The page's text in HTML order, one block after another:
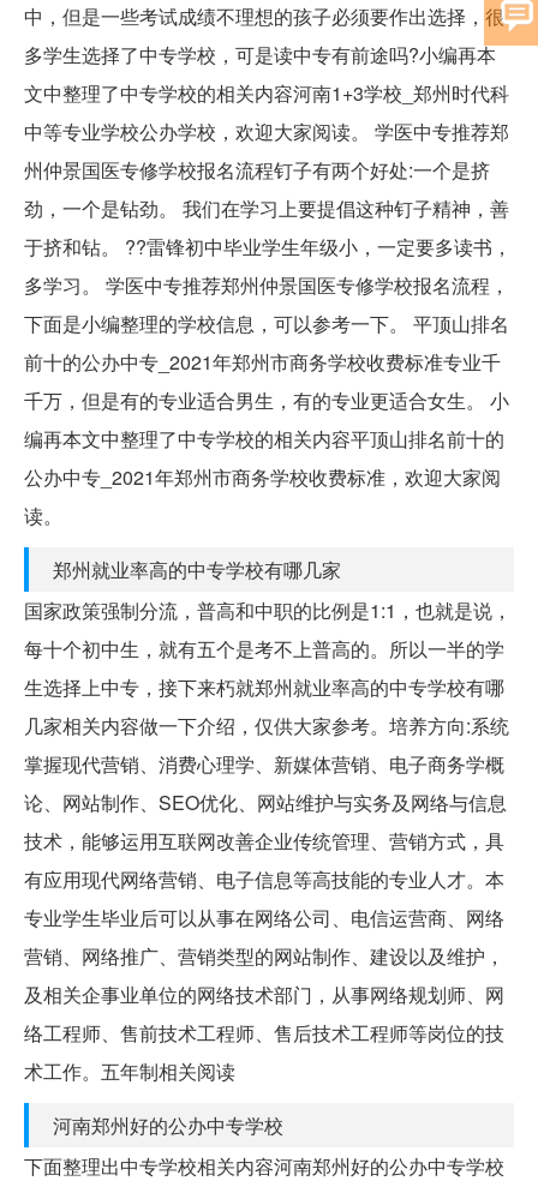
中，但是一些考试成绩不理想的孩子必须要作出选择，很
多学生选择了中专学校，可是读中专有前途吗?小编再本
文中整理了中专学校的相关内容河南1+3学校_郑州时代科
中等专业学校公办学校，欢迎大家阅读。 学医中专推荐郑
州仲景国医专修学校报名流程钉子有两个好处:一个是挤
劲，一个是钻劲。 我们在学习上要提倡这种钉子精神，善
于挤和钻。 ??雷锋初中毕业学生年级小，一定要多读书，
多学习。 学医中专推荐郑州仲景国医专修学校报名流程，
下面是小编整理的学校信息，可以参考一下。 平顶山排名
前十的公办中专_2021年郑州市商务学校收费标准专业千
千万，但是有的专业适合男生，有的专业更适合女生。 小
编再本文中整理了中专学校的相关内容平顶山排名前十的
公办中专_2021年郑州市商务学校收费标准，欢迎大家阅
读。
郑州就业率高的中专学校有哪几家
国家政策强制分流，普高和中职的比例是1:1，也就是说，
每十个初中生，就有五个是考不上普高的。所以一半的学
生选择上中专，接下来朽就郑州就业率高的中专学校有哪
几家相关内容做一下介绍，仅供大家参考。培养方向:系统
掌握现代营销、消费心理学、新媒体营销、电子商务学概
论、网站制作、SEO优化、网站维护与实务及网络与信息
技术，能够运用互联网改善企业传统管理、营销方式，具
有应用现代网络营销、电子信息等高技能的专业人才。本
专业学生毕业后可以从事在网络公司、电信运营商、网络
营销、网络推广、营销类型的网站制作、建设以及维护，
及相关企事业单位的网络技术部门，从事网络规划师、网
络工程师、售前技术工程师、售后技术工程师等岗位的技
术工作。五年制相关阅读
河南郑州好的公办中专学校
下面整理出中专学校相关内容河南郑州好的公办中专学校